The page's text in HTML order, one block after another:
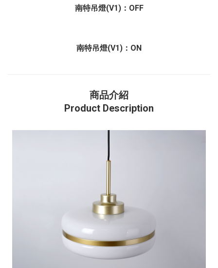
南特吊燈(V1)：OFF
南特吊燈(V1) ： ON
商品介紹
Product Description